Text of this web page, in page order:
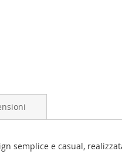
semplice e casual,